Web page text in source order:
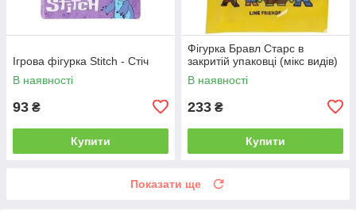
Ігрова фігурка Stitch - Стіч
В наявності
93 ₴
Купити
Фігурка Бравл Старс в
закритій упаковці (мікс видів)
В наявності
233 ₴
Купити
Показати ще